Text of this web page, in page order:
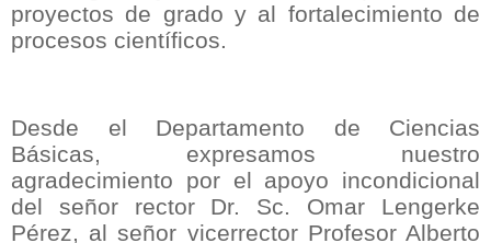
proyectos de grado y al fortalecimiento de
procesos científicos.
Desde el Departamento de Ciencias
Básicas, expresamos nuestro
agradecimiento por el apoyo incondicional
del señor rector Dr. Sc. Omar Lengerke
Pérez, al señor vicerrector Profesor Alberto